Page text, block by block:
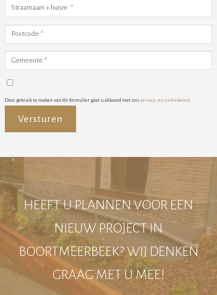
Door gebruik te maken van dit formulier gaat u akkoord met ons privacy- en cookiebeleid
HEEFT U PLANNEN VOOR EEN
NIEUW PROJECT IN
BOORTMEERBEEK? WIJ DENKEN
GRAAG MET U MEE!